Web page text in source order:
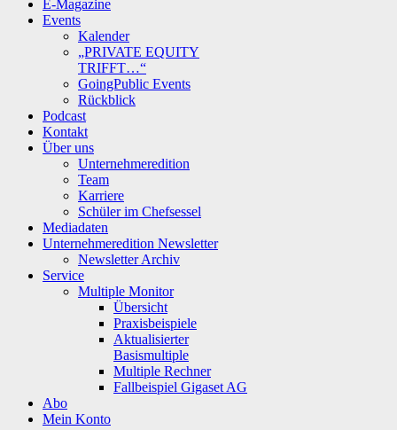
E-Magazine
Events
Kalender
„PRIVATE EQUITY
TRIFFT…“
GoingPublic Events
Rückblick
Podcast
Kontakt
Über uns
Unternehmeredition
Team
Karriere
Schüler im Chefsessel
Mediadaten
Unternehmeredition Newsletter
Newsletter Archiv
Service
Multiple Monitor
Übersicht
Praxisbeispiele
Aktualisierter
Basismultiple
Multiple Rechner
Fallbeispiel Gigaset AG
Abo
Mein Konto